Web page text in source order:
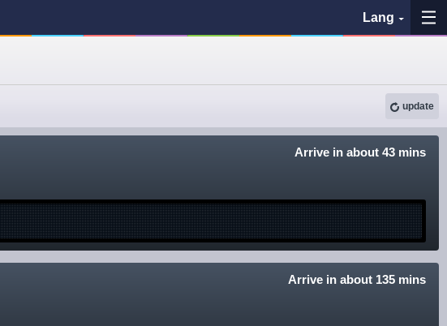
Lang
See the map
各バス会社リンク先
update
Arrive in about 43 mins
Arrive in about 135 mins